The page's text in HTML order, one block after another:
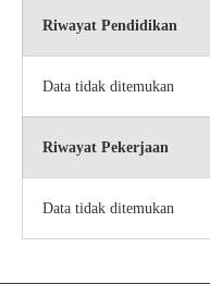
Riwayat Pendidikan
Data tidak ditemukan
Riwayat Pekerjaan
Data tidak ditemukan